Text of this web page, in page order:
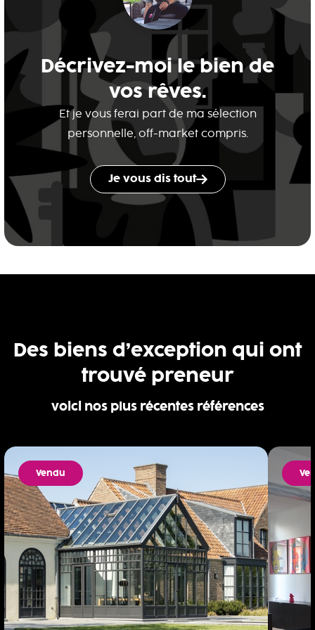
Décrivez-moi le bien de
vos rêves.
Et je vous ferai part de ma sélection
personnelle, off-market compris.
Je vous dis tout
Des biens d’exception qui ont
trouvé preneur
voici nos plus récentes références
Vendu